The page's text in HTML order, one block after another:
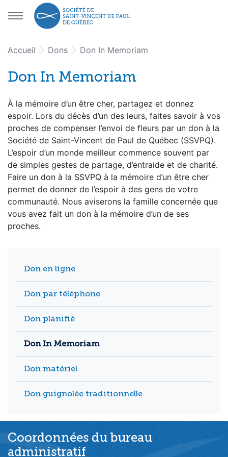
Aller au menu principal
Aller au contenu principal
Accueil Dons Don In Memoriam
Don In Memoriam
À la mémoire d’un être cher, partagez et donnez
espoir. Lors du décès d’un des leurs, faites savoir à vos
proches de compenser l’envoi de fleurs par un don à la
Société de Saint-Vincent de Paul de Québec (SSVPQ).
L’espoir d’un monde meilleur commence souvent par
de simples gestes de partage, d’entraide et de charité.
Faire un don à la SSVPQ à la mémoire d’un être cher
permet de donner de l’espoir à des gens de votre
communauté. Nous aviserons la famille concernée que
vous avez fait un don à la mémoire d’un de ses
proches.
Don en ligne
Don par téléphone
Don planifié
Don In Memoriam
Don matériel
Don guignolée traditionnelle
Coordonnées du bureau
administratif